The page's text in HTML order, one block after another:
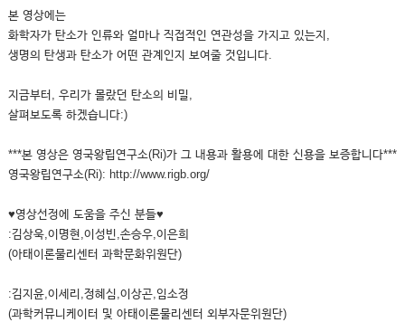
본 영상에는
화학자가 탄소가 인류와 얼마나 직접적인 연관성을 가지고 있는지,
생명의 탄생과 탄소가 어떤 관계인지 보여줄 것입니다.
지금부터, 우리가 몰랐던 탄소의 비밀,
살펴보도록 하겠습니다:)
***본 영상은 영국왕립연구소(Ri)가 그 내용과 활용에 대한 신용을 보증합니다***
영국왕립연구소(Ri): http://www.rigb.org/
♥영상선정에 도움을 주신 분들♥
:김상욱,이명현,이성빈,손승우,이은희
(아태이론물리센터 과학문화위원단)
:김지윤,이세리,정혜심,이상곤,임소정
(과학커뮤니케이터 및 아태이론물리센터 외부자문위원단)